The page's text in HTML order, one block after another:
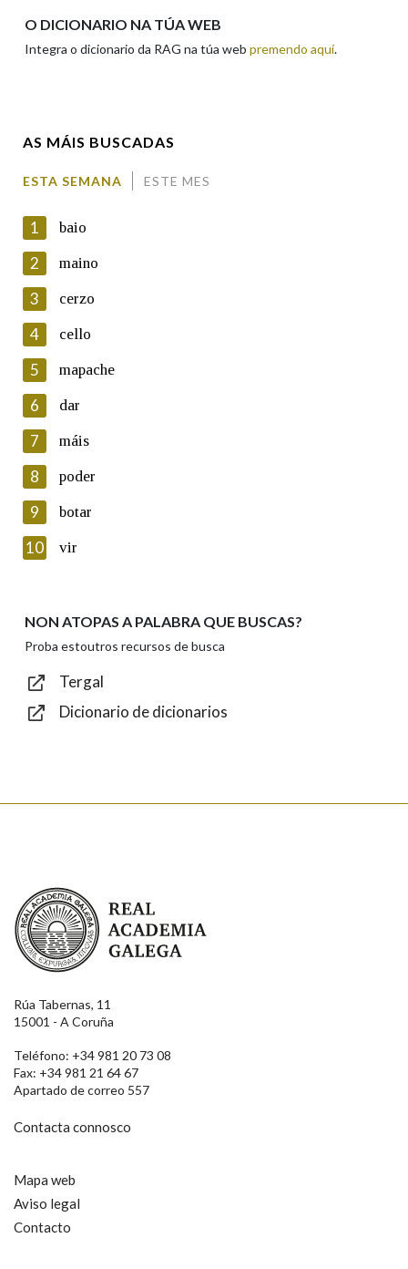
En cumprimento da normativa vixente en materia de
Protección de Datos de Carácter Persoal, a Real Academia
Galega informa a aqueles usuarios que faciliten o seu correo
electrónico, así como calquera outra información de carácter
persoal, que estes datos serán obxecto de tratamento
automatizado de carácter confidencial e incorporados aos seus
ficheiros informáticos. Así mesmo, os usuarios poderán exercer o
seu dereito de acceso, rectificación, oposición e cancelación dos
seus datos poñéndose en contacto connosco.
Lin e acepto as condicións da política de
Introduce o código que aparece na imaxe:
Texto de verificación
O DICIONARIO NA TÚA WEB
Integra o dicionario da RAG na túa web premendo aquí.
AS MÁIS BUSCADAS
ESTA SEMANA ESTE MES
1 baio
2 maino
3 cerzo
4 cello
5 mapache
6 dar
7 máis
8 poder
9 botar
10 vir
NON ATOPAS A PALABRA QUE BUSCAS?
Proba estoutros recursos de busca
Tergal
Dicionario de dicionarios
Real Academia Galega
Rúa Tabernas, 11
15001 - A Coruña
Teléfono: +34 981 20 73 08
Fax: +34 981 21 64 67
Apartado de correo 557
Contacta connosco
Mapa web
Aviso legal
Contacto